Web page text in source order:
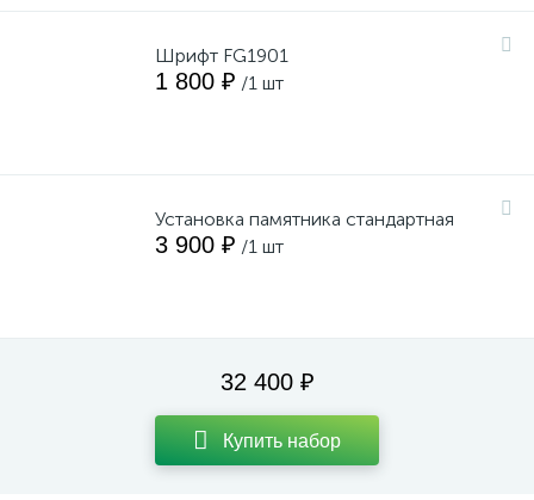
Шрифт FG1901
1 800 ₽ /1 шт
Установка памятника стандартная
3 900 ₽ /1 шт
32 400 ₽
Купить набор